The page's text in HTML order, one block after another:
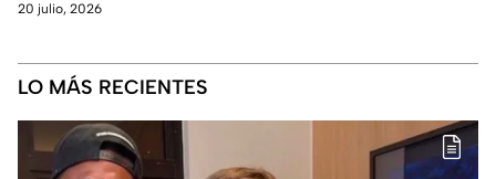
20 julio, 2026
LO MÁS RECIENTES